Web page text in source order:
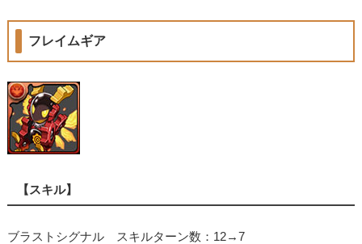
フレイムギア
【スキル】
ブラストシグナル スキルターン数：12→7